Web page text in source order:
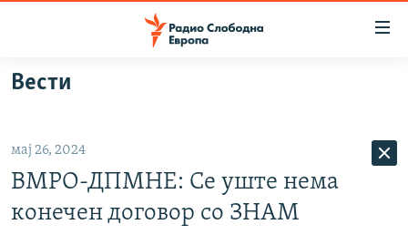
Оди
на
главната
навигација
ВИЗУЕЛНО
ШТО ТРЕБА ДА ЗНАЕТЕ
Вести
мај 26, 2024
ВМРО-ДПМНЕ: Се уште нема
конечен договор со ЗНАМ